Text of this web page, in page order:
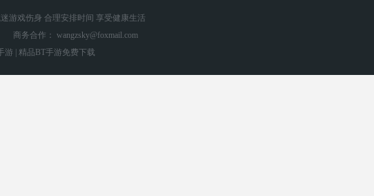
游戏伤身 合理安排时间 享受健康生活
商务合作： wangzsky@foxmail.com
游 | 精品BT手游免费下载